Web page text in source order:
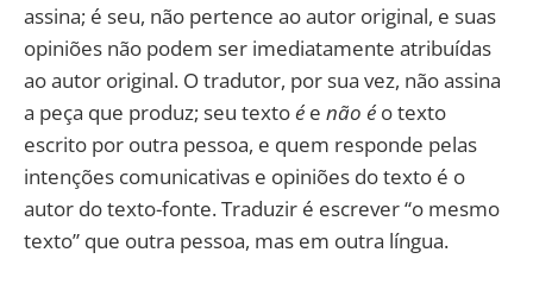
assina; é seu, não pertence ao autor original, e suas
opiniões não podem ser imediatamente atribuídas
ao autor original. O tradutor, por sua vez, não assina
a peça que produz; seu textoé e não é o texto
escrito por outra pessoa, e quem responde pelas
intenções comunicativas e opiniões do texto é o
autor do texto-fonte. Traduzir é escrever “o mesmo
texto” que outra pessoa, mas em outra língua.